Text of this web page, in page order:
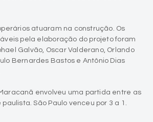
pela elaboração do projeto foram
Bernardes Bastos e Antônio Dias
envolveu uma partida entre as
São Paulo venceu por 3 a 1.